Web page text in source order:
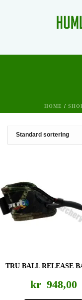
HOME /
TRU BALL RELEASE
kr 948,00